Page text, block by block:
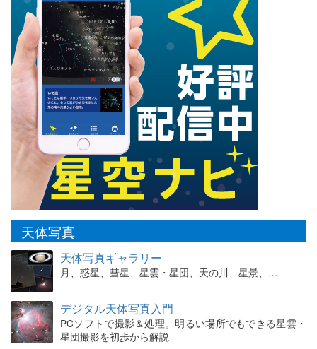
天体写真
天体写真ギャラリー
月、惑星、彗星、星雲・星団、天の川、星景、…
デジタル天体写真入門
PCソフトで撮影＆処理。明るい場所でもできる星雲・
星団撮影を初歩から解説